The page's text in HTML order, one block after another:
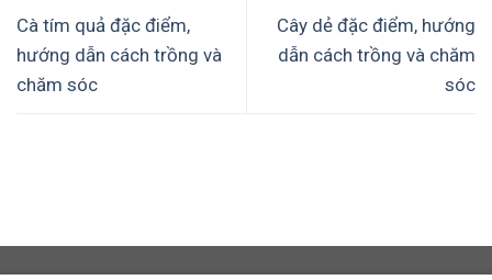
Cà tím quả đặc điểm,
hướng dẫn cách trồng và
chăm sóc
Cây dẻ đặc điểm, hướng
dẫn cách trồng và chăm
sóc